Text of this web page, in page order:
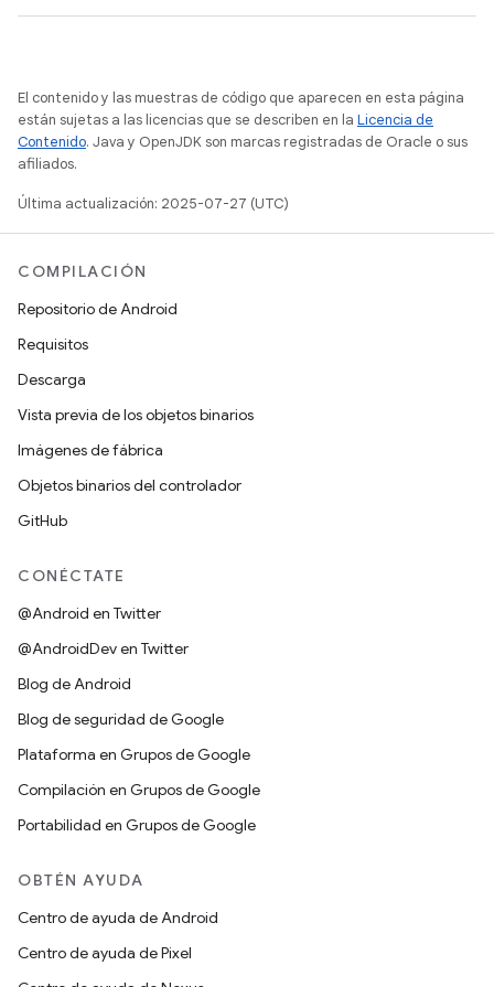
El contenido y las muestras de código que aparecen en esta página
están sujetas a las licencias que se describen en la Licencia de
Contenido. Java y OpenJDK son marcas registradas de Oracle o sus
afiliados.
Última actualización: 2025-07-27 (UTC)
COMPILACIÓN
Repositorio de Android
Requisitos
Descarga
Vista previa de los objetos binarios
Imágenes de fábrica
Objetos binarios del controlador
GitHub
CONÉCTATE
@Android en Twitter
@AndroidDev en Twitter
Blog de Android
Blog de seguridad de Google
Plataforma en Grupos de Google
Compilación en Grupos de Google
Portabilidad en Grupos de Google
OBTÉN AYUDA
Centro de ayuda de Android
Centro de ayuda de Pixel